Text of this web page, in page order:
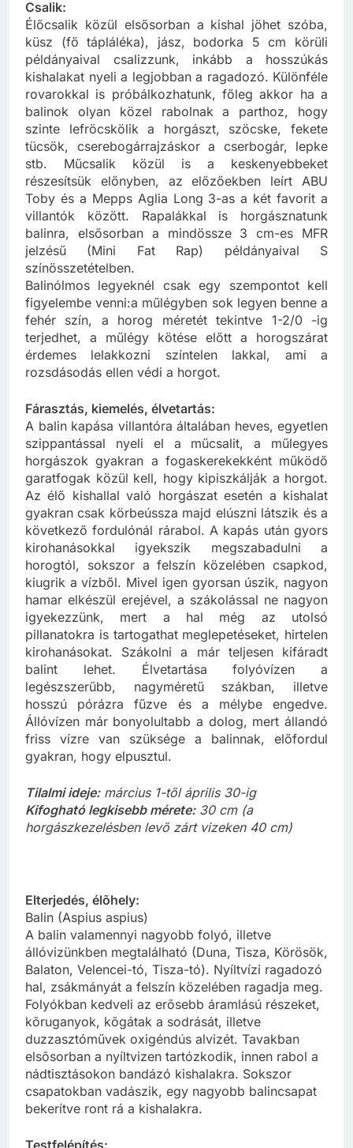
Csalik:
Élőcsalik közül elsősorban a kishal jöhet szóba,
küsz (fő tápláléka), jász, bodorka 5 cm körüli
példányaival csalizzunk, inkább a hosszúkás
kishalakat nyeli a legjobban a ragadozó. Különféle
rovarokkal is próbálkozhatunk, főleg akkor ha a
balinok olyan közel rabolnak a parthoz, hogy
szinte lefröcskölik a horgászt, szöcske, fekete
tücsök, cserebogárrajzáskor a cserbogár, lepke
stb. Műcsalik közül is a keskenyebbeket
részesítsük előnyben, az előzőekben leírt ABU
Toby és a Mepps Aglia Long 3-as a két favorit a
villantók között. Rapalákkal is horgásznatunk
balinra, elsősorban a mindössze 3 cm-es MFR
jelzésű (Mini Fat Rap) példányaival S
színösszetételben.
Balinólmos legyeknél csak egy szempontot kell
figyelembe venni:a műlégyben sok legyen benne a
fehér szín, a horog méretét tekintve 1-2/0 -ig
terjedhet, a műlégy kötése előtt a horogszárat
érdemes lelakkozni színtelen lakkal, ami a
rozsdásodás ellen védi a horgot.
Fárasztás, kiemelés, élvetartás:
A balin kapása villantóra általában heves, egyetlen
szippantással nyeli el a műcsalit, a műlegyes
horgászok gyakran a fogaskerekekként működő
garatfogak közül kell, hogy kipiszkálják a horgot.
Az élő kishallal való horgászat esetén a kishalat
gyakran csak körbeússza majd elúszni látszik és a
következő fordulónál rárabol. A kapás után gyors
kirohanásokkal igyekszik megszabadulni a
horogtól, sokszor a felszín közelében csapkod,
kiugrik a vízből. Mivel igen gyorsan úszik, nagyon
hamar elkészül erejével, a szákolással ne nagyon
igyekezzünk, mert a hal még az utolsó
pillanatokra is tartogathat meglepetéseket, hirtelen
kirohanásokat. Szákolni a már teljesen kifáradt
balint lehet. Élvetartása folyóvízen a
legészszerűbb, nagyméretű szákban, illetve
hosszú pórázra fűzve és a mélybe engedve.
Állóvízen már bonyolultabb a dolog, mert állandó
friss vízre van szüksége a balinnak, előfordul
gyakran, hogy elpusztul.
Tilalmi ideje:március 1-től április 30-ig
Kifogható legkisebb mérete:30 cm (a
horgászkezelésben levő zárt vizeken 40 cm)
Elterjedés, élõhely:
Balin (Aspius aspius)
A balin valamennyi nagyobb folyó, illetve
állóvizünkben megtalálható (Duna, Tisza, Körösök,
Balaton, Velencei-tó, Tisza-tó). Nyíltvízi ragadozó
hal, zsákmányát a felszín közelében ragadja meg.
Folyókban kedveli az erõsebb áramlású részeket,
kõruganyok, kõgátak a sodrását, illetve
duzzasztóművek oxigéndús alvizét. Tavakban
elsõsorban a nyíltvizen tartózkodik, innen rabol a
nádtisztásokon bandázó kishalakra. Sokszor
csapatokban vadászik, egy nagyobb balincsapat
bekerítve ront rá a kishalakra.